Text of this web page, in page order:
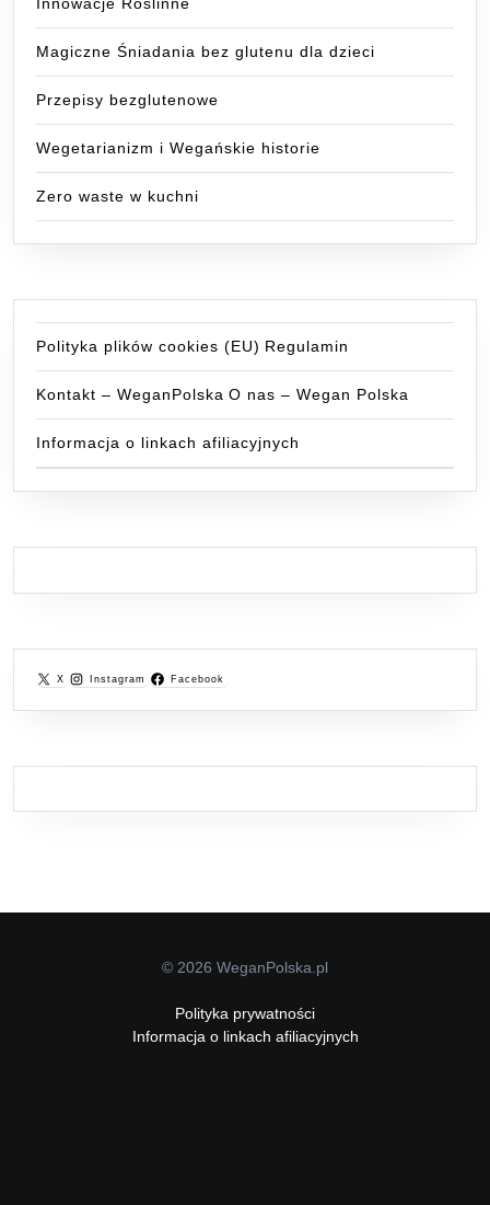
Innowacje Roślinne
Magiczne Śniadania bez glutenu dla dzieci
Przepisy bezglutenowe
Wegetarianizm i Wegańskie historie
Zero waste w kuchni
Polityka plików cookies (EU) Regulamin
Kontakt – WeganPolska O nas – Wegan Polska
Informacja o linkach afiliacyjnych
X Instagram Facebook
© 2026 WeganPolska.pl
Polityka prywatności
Informacja o linkach afiliacyjnych